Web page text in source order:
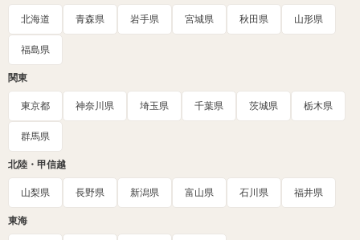
北海道 青森県 岩手県 宮城県 秋田県 山形県
福島県
関東
東京都 神奈川県 埼玉県 千葉県 茨城県 栃木県
群馬県
北陸・甲信越
山梨県 長野県 新潟県 富山県 石川県 福井県
東海